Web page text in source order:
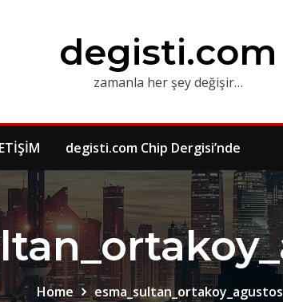
degisti.com
zamanla her şey değişir…
degisti.com Chip Dergisi’nde
Home